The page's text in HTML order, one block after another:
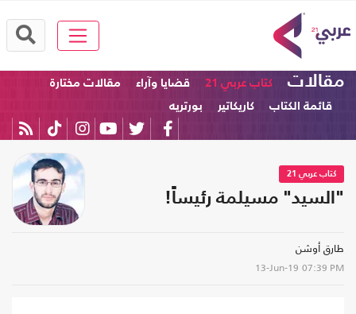
مقالات كتاب عربي 21 قضايا وآراء
مقالات مختارة
قائمة الكتاب
كاريكاتير بورتريه
كتاب عربي 21
"السيد" مسيلمة رئيساً!
طارق أوشن
13-Jun-19 07:39 PM